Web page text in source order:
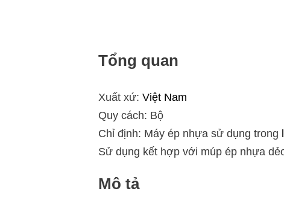
Tổng quan
Xuất xứ: Việt Nam
Quy cách: Bộ
Chỉ định: Máy ép nhựa sử dụng trong
Sử dụng kết hợp với múp ép nhựa
Mô tả